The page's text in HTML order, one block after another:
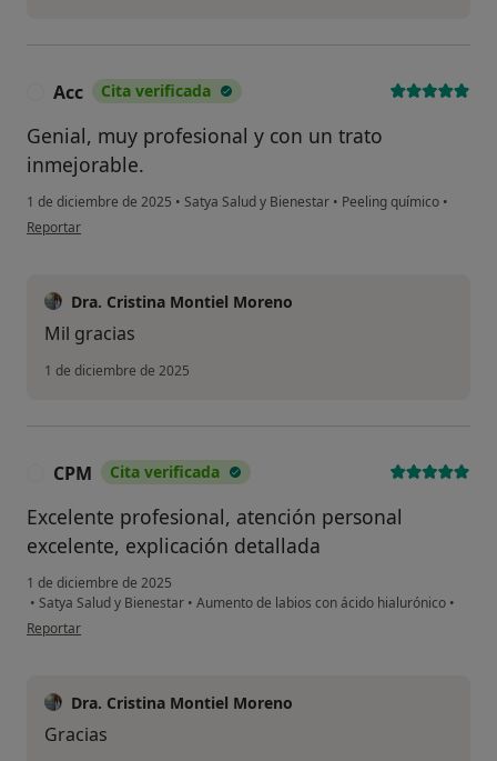
Acc Cita verificada
Genial, muy profesional y con un trato
inmejorable.
1 de diciembre de 2025 • Satya Salud y Bienestar • Peeling químico •
en opinión del usuario Acc
Reportar
Dra. Cristina Montiel Moreno
Mil gracias
1 de diciembre de 2025
CPM Cita verificada
Excelente profesional, atención personal
excelente, explicación detallada
1 de diciembre de 2025
• Satya Salud y Bienestar • Aumento de labios con ácido hialurónico •
en opinión del usuario CPM
Reportar
Dra. Cristina Montiel Moreno
Gracias